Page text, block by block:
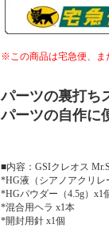
※この商品は宅急便、ま
パーツの裏打ち
パーツの自作に
■内容：GSIクレオス
*HG液（シアノアクリレ
*HGパウダー（4.5g）x1
*混合用ヘラ x1本
*開封用針 x1個